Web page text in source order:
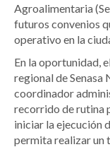
Agroalimentaria
futuros convenios
operativo en la
En la oportunidad,
regional de Senasa
coordinador
recorrido de rutina
iniciar la ejecución
permita realizar un